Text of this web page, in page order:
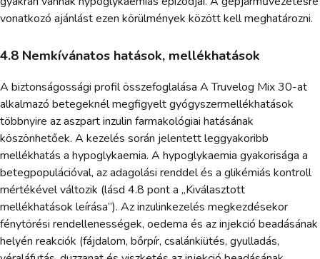
vonatkozó ajánlást ezen körülmények között kell meghatározni.
4.8 Nemkívánatos hatások, mellékhatások
A biztonságossági profil összefoglalása A Truvelog Mix 30-at
alkalmazó betegeknél megfigyelt gyógyszermellékhatások
többnyire az aszpart inzulin farmakológiai hatásának
köszönhetőek. A kezelés során jelentett leggyakoribb
mellékhatás a hypoglykaemia. A hypoglykaemia gyakorisága a
betegpopulációval, az adagolási renddel és a glikémiás kontroll
mértékével változik (lásd 4.8 pont a „Kiválasztott
mellékhatások leírása”). Az inzulinkezelés megkezdésekor
fénytörési rendellenességek, oedema és az injekció beadásának
helyén reakciók (fájdalom, bőrpír, csalánkiütés, gyulladás,